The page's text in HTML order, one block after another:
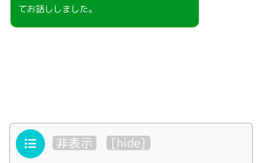
てお話ししました。
目次 非表示 [hide]